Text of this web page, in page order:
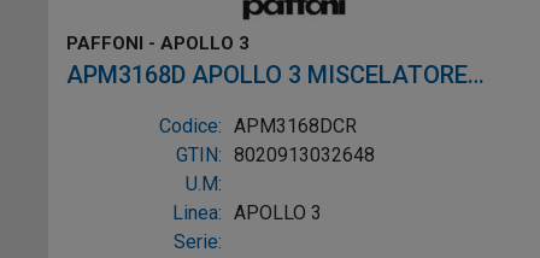
PAFFONI - APOLLO 3
APM3168D APOLLO 3 MISCELATORE
DOCCIA ESTERNO CON DOCCETTA
MADERA CROMO
Codice: APM3168DCR
GTIN: 8020913032648
U.M:
Linea: APOLLO 3
Serie: